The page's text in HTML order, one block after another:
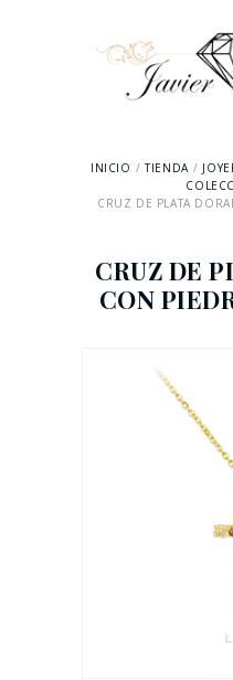
INICIO TIENDA
CRUZ DE PLATA
CRUZ DE
CON